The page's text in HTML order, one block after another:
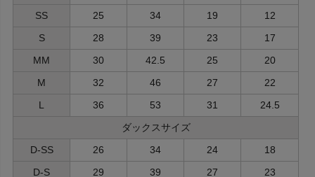
SS
25 34 19
12
S
28 39 23
17
MM
30 42.5 25
20
M
32 46 27
22
L
36 53 31
24.5
ダックスサイズ
D-SS
26 34 24
18
D-S
29 39 27
23